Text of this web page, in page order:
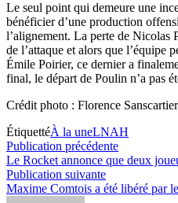
Le seul point qui demeure une
bénéficier d’une production
l’alignement. La perte de Nicolas
de l’attaque et alors que l’équipe
Émile Poirier, ce dernier a
final, le départ de Poulin n’a pas
Crédit photo : Florence Sanscartier
ÉtiquettéÀ la uneLNAH
Navigation
de
l’article
Publication précédentePublication
précédente :
Le Rocket annonce que deux
Publication suivantePublication
suivante :
Maxime Comtois a été libéré par